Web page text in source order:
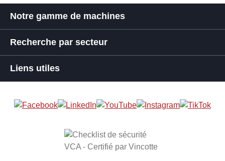
Notre gamme de machines
Recherche par secteur
Liens utiles